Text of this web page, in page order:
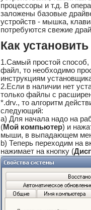
процессоры и т.д. В
заложены базовые
устройств - мышка,
потребуются свежие
Как
1.Самый простой
файл, то необходимо
инструкциям
2.Если в наличии нет
только файлы с
*.drv., то алгоритм
следующий:
a) Для начала надо на
(Мой компьютер) и
мыши, в выпадающем
b) Теперь переходим на
нажимает на кнопку (